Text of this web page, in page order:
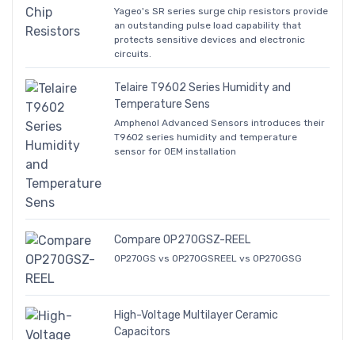
Yageo's SR series surge chip resistors provide
an outstanding pulse load capability that
protects sensitive devices and electronic
circuits.
Telaire T9602 Series Humidity and
Temperature Sens
Amphenol Advanced Sensors introduces their
T9602 series humidity and temperature
sensor for OEM installation
Compare OP270GSZ-REEL
OP270GS vs OP270GSREEL vs OP270GSG
High-Voltage Multilayer Ceramic
Capacitors